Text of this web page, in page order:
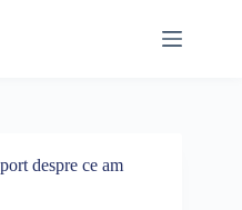
despre ce am